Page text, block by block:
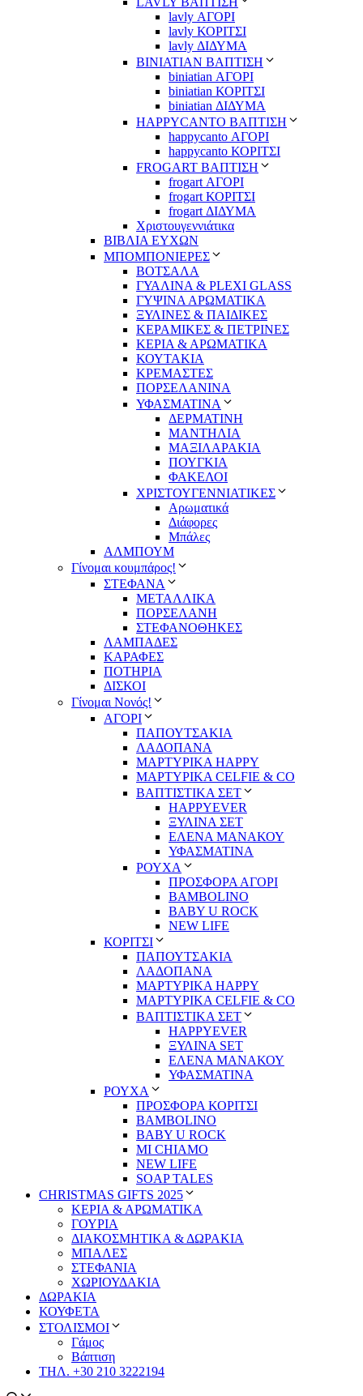
lavly ΑΓΟΡΙ
lavly ΚΟΡΙΤΣΙ
lavly ΔΙΔΥΜΑ
ΒΙΝΙΑΤΙΑΝ ΒΑΠΤΙΣΗ
biniatian ΑΓΟΡΙ
biniatian ΚΟΡΙΤΣΙ
biniatian ΔΙΔΥΜΑ
HAPPYCANTO ΒΑΠΤΙΣΗ
happycanto ΑΓΟΡΙ
happycanto ΚΟΡΙΤΣΙ
FROGART ΒΑΠΤΙΣΗ
frogart ΑΓΟΡΙ
frogart ΚΟΡΙΤΣΙ
frogart ΔΙΔΥΜΑ
Χριστουγεννιάτικα
ΒΙΒΛΙΑ ΕΥΧΩΝ
ΜΠΟΜΠΟΝΙΕΡΕΣ
ΒΟΤΣΑΛΑ
ΓΥΑΛΙΝΑ & PLEXI GLASS
ΓΥΨΙΝΑ ΑΡΩΜΑΤΙΚΑ
ΞΥΛΙΝΕΣ & ΠΑΙΔΙΚΕΣ
ΚΕΡΑΜΙΚΕΣ & ΠΕΤΡΙΝΕΣ
ΚΕΡΙΑ & ΑΡΩΜΑΤΙΚΑ
ΚΟΥΤΑΚΙΑ
ΚΡΕΜΑΣΤΕΣ
ΠΟΡΣΕΛΑΝΙΝΑ
ΥΦΑΣΜΑΤΙΝA
ΔΕΡΜΑΤΙΝΗ
ΜΑΝΤΗΛΙΑ
ΜΑΞΙΛΑΡΑΚΙΑ
ΠΟΥΓΚΙΑ
ΦΑΚΕΛΟΙ
ΧΡΙΣΤΟΥΓΕΝΝΙΑΤΙΚΕΣ
Αρωματικά
Διάφορες
Μπάλες
ΑΛΜΠΟΥΜ
Γίνομαι κουμπάρος!
ΣΤΕΦΑΝΑ
ΜΕΤΑΛΛΙΚΑ
ΠΟΡΣΕΛΑΝΗ
ΣΤΕΦΑΝΟΘΗΚΕΣ
ΛΑΜΠΑΔΕΣ
ΚΑΡΑΦΕΣ
ΠΟΤΗΡΙΑ
ΔΙΣΚΟΙ
Γίνομαι Νονός!
ΑΓΟΡΙ
ΠΑΠΟΥΤΣΑΚΙΑ
ΛΑΔΟΠΑΝΑ
ΜΑΡΤΥΡΙΚΑ HAPPY
ΜΑΡΤΥΡΙΚΑ CELFIE & CO
ΒΑΠΤΙΣΤΙΚΑ ΣΕΤ
HAPPYEVER
ΞΥΛΙΝΑ ΣΕΤ
ΕΛΕΝΑ ΜΑΝΑΚΟΥ
ΥΦΑΣΜΑΤΙΝΑ
ΡΟΥΧΑ
ΠΡΟΣΦΟΡΑ ΑΓΟΡΙ
BAMBOLINO
BABY U ROCK
NEW LIFE
ΚΟΡΙΤΣΙ
ΠΑΠΟΥΤΣΑΚΙΑ
ΛΑΔΟΠΑΝΑ
ΜΑΡΤΥΡΙΚΑ HAPPY
ΜΑΡΤΥΡΙΚΑ CELFIE & CO
ΒΑΠΤΙΣΤΙΚΑ ΣΕΤ
HAPPYEVER
ΞΥΛΙΝΑ SET
ΕΛΕΝΑ ΜΑΝΑΚΟΥ
ΥΦΑΣΜΑΤΙΝΑ
ΡΟΥΧΑ
ΠΡΟΣΦΟΡΑ ΚΟΡΙΤΣΙ
BAMBOLINO
BABY U ROCK
MI CHIAMO
NEW LIFE
SOAP TALES
CHRISTMAS GIFTS 2025
ΚΕΡΙΑ & ΑΡΩΜΑΤΙΚΑ
ΓΟΥΡΙΑ
ΔΙΑΚΟΣΜΗΤΙΚΑ & ΔΩΡΑΚΙΑ
ΜΠΑΛΕΣ
ΣΤΕΦΑΝΙΑ
ΧΩΡΙΟΥΔΑΚΙΑ
ΔΩΡΑΚΙΑ
ΚΟΥΦΕΤΑ
ΣΤΟΛΙΣΜΟΙ
Γάμος
Βάπτιση
ΤΗΛ. +30 210 3222194